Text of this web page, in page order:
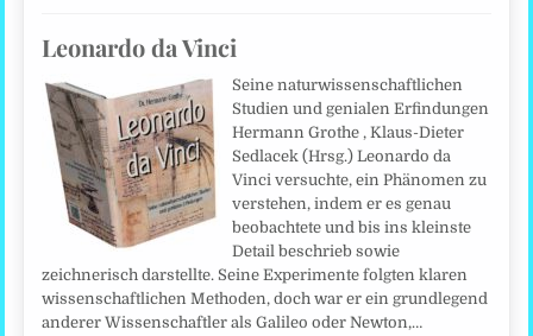
Leonardo da Vinci
Seine naturwissenschaftlichen
Studien und genialen Erfindungen
Hermann Grothe , Klaus-Dieter
Sedlacek (Hrsg.) Leonardo da
Vinci versuchte, ein Phänomen zu
verstehen, indem er es genau
beobachtete und bis ins kleinste
Detail beschrieb sowie
zeichnerisch darstellte. Seine Experimente folgten klaren
wissenschaftlichen Methoden, doch war er ein grundlegend
anderer Wissenschaftler als Galileo oder Newton,…